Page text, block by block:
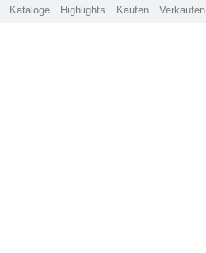
Kataloge Highlights Kaufen Verkaufen